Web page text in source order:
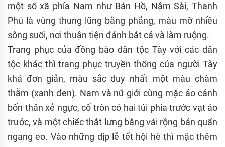
một số xã phía Nam như Bản Hồ, Nậm Sài, Thanh
Phú là vùng thung lũng bằng phẳng, màu mỡ nhiều
sông suối, nơi thuận tiện đánh bắt cá và làm ruộng.
Trang phục của đồng bào dân tộc Tày với các dân
tộc khác thì trang phục truyền thống của người Tày
khá đơn giản, màu sắc duy nhất một màu chàm
thẫm (xanh đen). Nam và nữ giới cùng mặc áo cánh
bốn thân xẻ ngực, cổ tròn có hai túi phía trước vạt áo
trước, và một chiếc thắt lưng bằng vải rộng bản quấn
ngang eo. Vào những dịp lễ tết hội hè thì mặc thêm